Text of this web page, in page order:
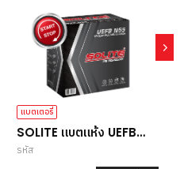
แบตเตอรี่
SOLITE แบตแห้ง UEFB
N55L B24
รหัส